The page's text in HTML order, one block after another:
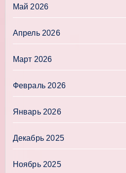
Май 2026
Апрель 2026
Март 2026
Февраль 2026
Январь 2026
Декабрь 2025
Ноябрь 2025